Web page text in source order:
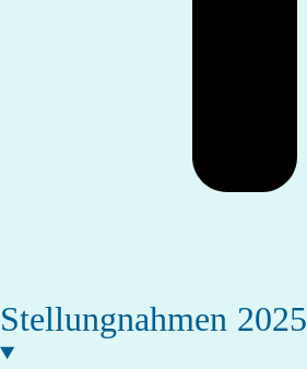
Stellungnahmen 2025